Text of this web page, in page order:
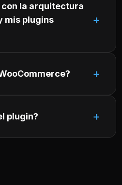
con la arquitectura
mis plugins
plugin?